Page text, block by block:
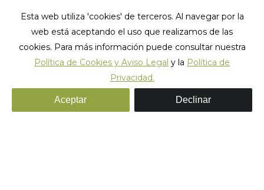
Rock_hostel_barcelona_35
Estás aquí:
Inicio Rock_hostel_barcelona_35
Esta web utiliza 'cookies' de terceros. Al navegar por la
web está aceptando el uso que realizamos de las
cookies. Para más información puede consultar nuestra
Política de Cookies y Aviso Legal y la Política de
Privacidad.
Aceptar Declinar